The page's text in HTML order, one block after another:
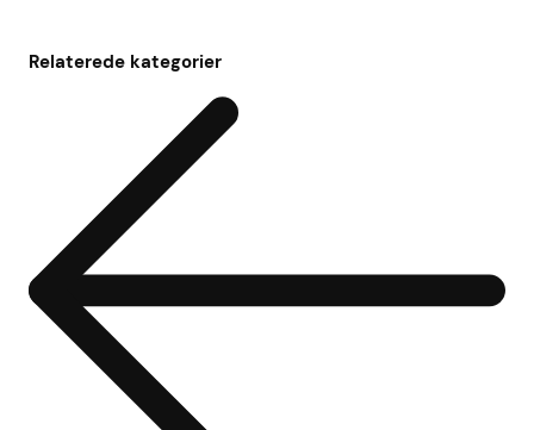
Relaterede kategorier